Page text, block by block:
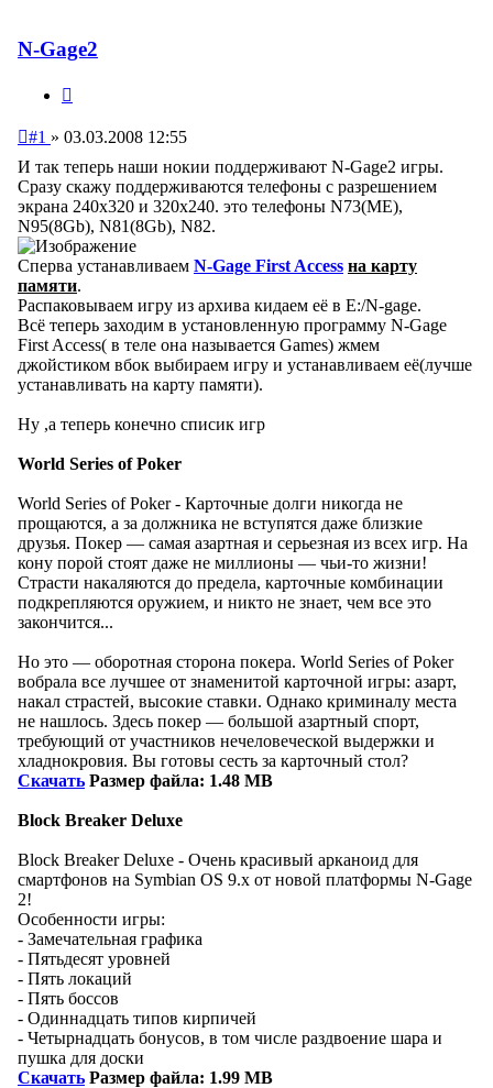
N-Gage2
Непрочитанное
#1 » 03.03.2008 12:55
И так теперь наши нокии поддерживают N-Gage2 игры.
Сразу скажу поддерживаются телефоны с разрешением
экрана 240х320 и 320х240. это телефоны N73(ME),
N95(8Gb), N81(8Gb), N82.
Сперва устанавливаем N-Gage First Access на карту
памяти.
Распаковываем игру из архива кидаем её в E:/N-gage.
Всё теперь заходим в установленную программу N-Gage
First Access( в теле она называется Games) жмем
джойстиком вбок выбираем игру и устанавливаем её(лучше
устанавливать на карту памяти).
Ну ,а теперь конечно списик игр
World Series of Poker
World Series of Poker - Карточные долги никогда не
прощаются, а за должника не вступятся даже близкие
друзья. Покер — самая азартная и серьезная из всех игр. На
кону порой стоят даже не миллионы — чьи-то жизни!
Страсти накаляются до предела, карточные комбинации
подкрепляются оружием, и никто не знает, чем все это
закончится...
Но это — оборотная сторона покера. World Series of Poker
вобрала все лучшее от знаменитой карточной игры: азарт,
накал страстей, высокие ставки. Однако криминалу места
не нашлось. Здесь покер — большой азартный спорт,
требующий от участников нечеловеческой выдержки и
хладнокровия. Вы готовы сесть за карточный стол?
Скачать Размер файла: 1.48 MB
Block Breaker Deluxe
Block Breaker Deluxe - Очень красивый арканоид для
смартфонов на Symbian OS 9.x от новой платформы N-Gage
2!
Особенности игры:
- Замечательная графика
- Пятьдесят уровней
- Пять локаций
- Пять боссов
- Одиннадцать типов кирпичей
- Четырнадцать бонусов, в том числе раздвоение шара и
пушка для доски
Скачать Размер файла: 1.99 MB